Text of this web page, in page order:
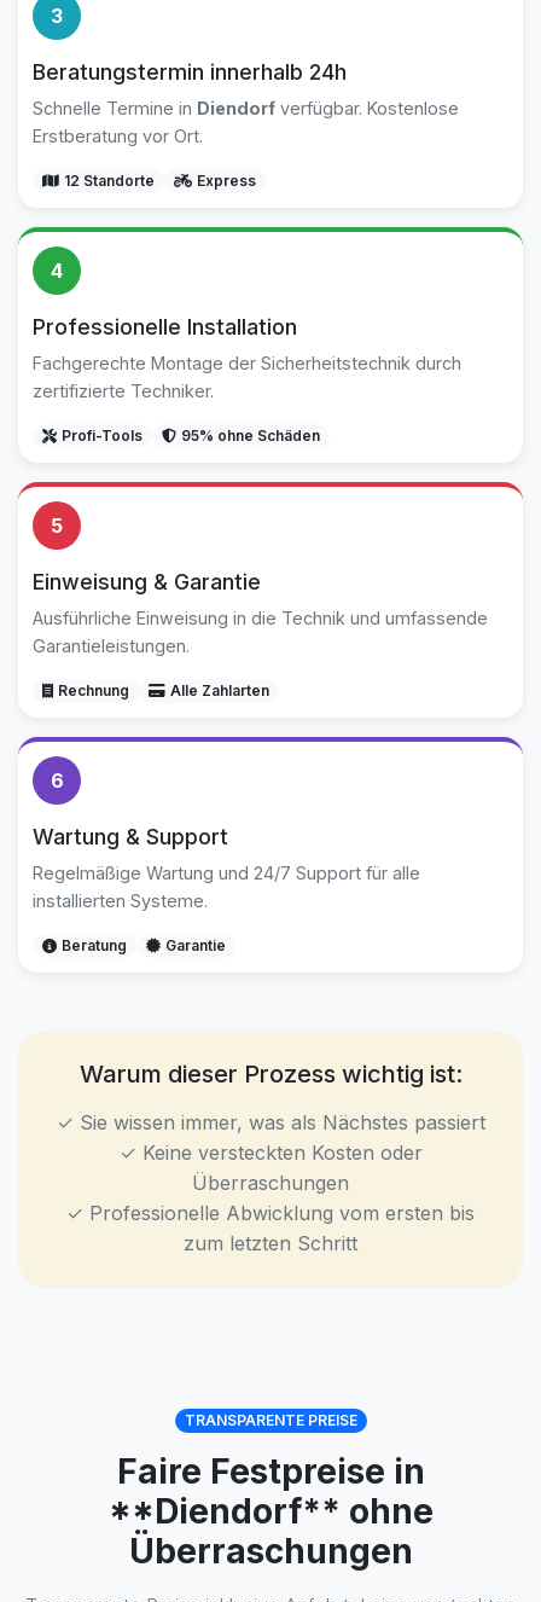
3
Beratungstermin innerhalb 24h
Schnelle Termine in Diendorf verfügbar. Kostenlose
Erstberatung vor Ort.
12 Standorte Express
4
Professionelle Installation
Fachgerechte Montage der Sicherheitstechnik durch
zertifizierte Techniker.
Profi-Tools 95% ohne Schäden
5
Einweisung & Garantie
Ausführliche Einweisung in die Technik und umfassende
Garantieleistungen.
Rechnung Alle Zahlarten
6
Wartung & Support
Regelmäßige Wartung und 24/7 Support für alle
installierten Systeme.
Beratung Garantie
Warum dieser Prozess wichtig ist:
✓ Sie wissen immer, was als Nächstes passiert
✓ Keine versteckten Kosten oder
Überraschungen
✓ Professionelle Abwicklung vom ersten bis
zum letzten Schritt
TRANSPARENTE PREISE
Faire Festpreise in
**Diendorf** ohne
Überraschungen